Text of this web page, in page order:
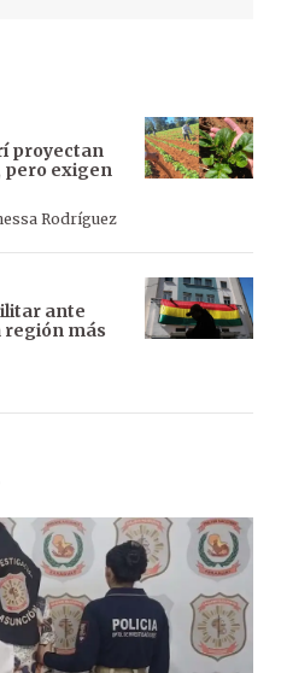
proyectan
pero exigen
Rodríguez
ante
región más